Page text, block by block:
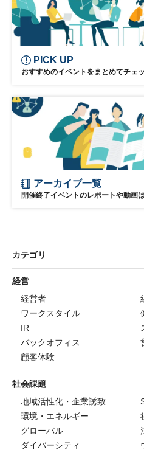
PICK UP
おすすめのイベントをまとめてチェ
アーカイブ一覧
開催終了イベントのレポートや動画
カテゴリ
経営
経営者
ワークスタイル
IR
バックオフィス
顧客体験
社会課題
地域活性化・企業誘致
環境・エネルギー
グローバル
ダイバーシティ